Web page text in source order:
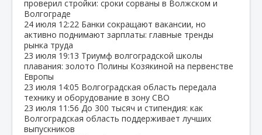
проверил стройки: сроки сорваны в Волжском и
Волгограде
24 июля 12:22 Банки сокращают вакансии, но
активно поднимают зарплаты: главные тренды
рынка труда
23 июля 19:13 Триумф волгоградской школы
плавания: золото Полины Козякиной на первенстве
Европы
23 июля 14:05 Волгоградская область передала
технику и оборудование в зону СВО
23 июля 11:56 До 300 тысяч и стипендия: как
Волгоградская область поддерживает лучших
выпускников